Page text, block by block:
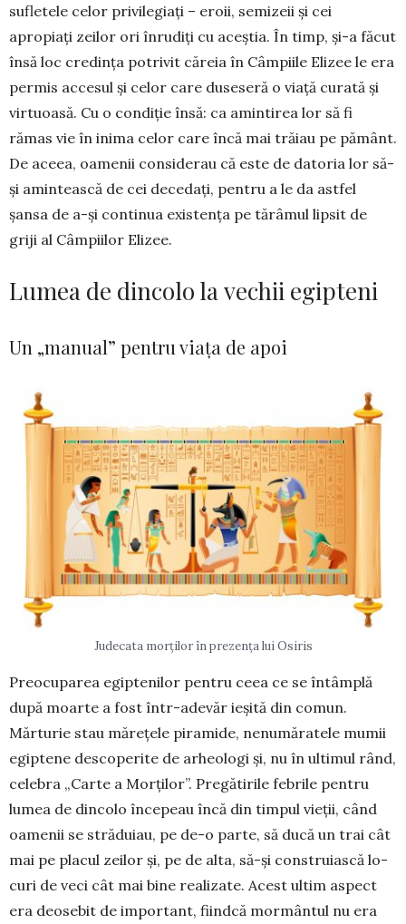
sufletele celor privilegiați – eroii, semizeii și cei
apropiați zeilor ori înrudiți cu aceștia. În timp, și-a făcut
însă loc credința potrivit căreia în Câm­pii­le Elizee le era
permis accesul și celor care du­se­seră o viață curată și
virtuoasă. Cu o condiție însă: ca amintirea lor să fi
rămas vie în inima celor care încă mai trăiau pe pământ.
De aceea, oamenii considerau că este de datoria lor să-
și amintească de cei decedați, pentru a le da astfel
șansa de a-și con­tinua existența pe tărâmul lip­sit de
griji al Câmpiilor Eli­zee.
Lumea de dincolo la vechii egipteni
Un „manual” pentru viața de apoi
Judecata morților în prezența lui Osiris
Preocuparea egiptenilor pen­tru ceea ce se întâmplă
după moar­te a fost într-adevăr ieșită din comun.
Mărturie stau mă­re­țele piramide, nenumăratele mu­mii
egiptene descoperite de arheologi și, nu în ultimul rând,
celebra „Carte a Mor­ților”. Pregătirile febrile pentru
lumea de din­colo începeau încă din timpul vieții, când
oamenii se străduiau, pe de-o parte, să ducă un trai cât
mai pe placul zeilor și, pe de alta, să-și construiască lo­
curi de veci cât mai bine realizate. Acest ultim aspect
era deosebit de important, fiindcă mormân­tul nu era